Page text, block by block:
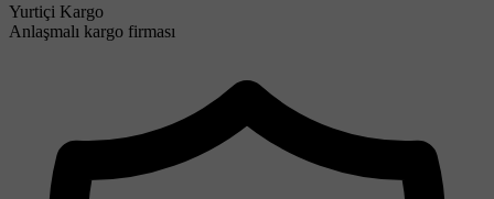
Yurtiçi Kargo
Anlaşmalı kargo firması